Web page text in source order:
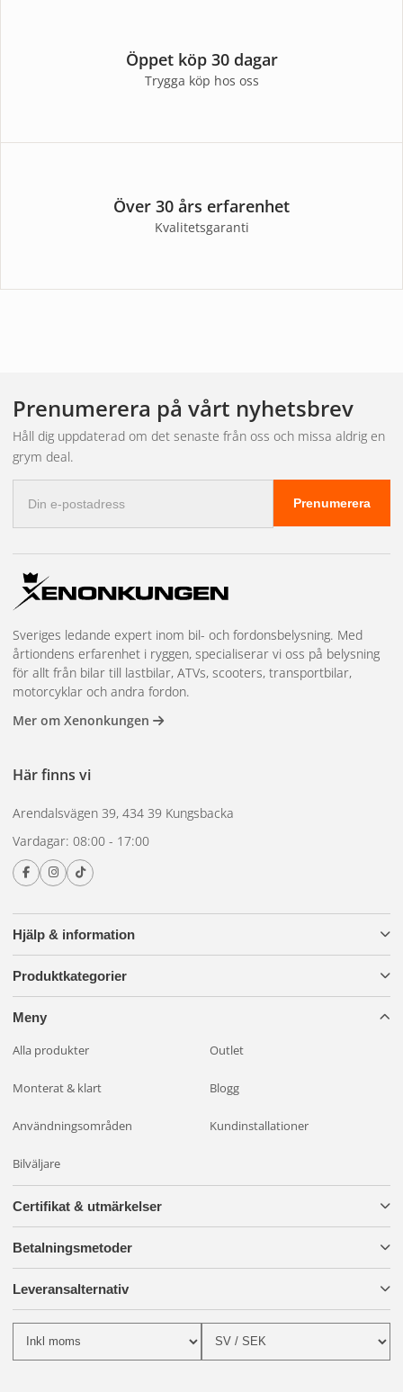
Öppet köp 30 dagar
Trygga köp hos oss
Över 30 års erfarenhet
Kvalitetsgaranti
Prenumerera på vårt nyhetsbrev
Håll dig uppdaterad om det senaste från oss och missa aldrig en
grym deal.
postadress
Prenumerera
Hjälp & information
Produktkategorier
Meny
Alla produkter Outlet
Monterat & klart Blogg
Användningsområden Kundinstallationer
Bilväljare
Sveriges ledande expert inom bil- och fordonsbelysning. Med
årtiondens erfarenhet i ryggen, specialiserar vi oss på belysning
för allt från bilar till lastbilar, ATVs, scooters, transportbilar,
motorcyklar och andra fordon.
Mer om Xenonkungen
Här finns vi
Arendalsvägen 39, 434 39 Kungsbacka
Vardagar: 08:00 - 17:00
Certifikat & utmärkelser
Betalningsmetoder
Leveransalternativ